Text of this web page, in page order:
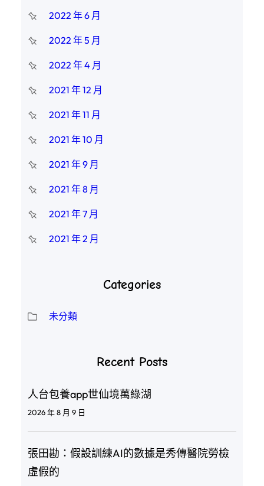
2022 年 6 月
2022 年 5 月
2022 年 4 月
2021 年 12 月
2021 年 11 月
2021 年 10 月
2021 年 9 月
2021 年 8 月
2021 年 7 月
2021 年 2 月
Categories
未分類
Recent Posts
人台包養app世仙境萬綠湖
2026 年 8 月 9 日
張田勘：假設訓練AI的數據是秀傳醫院勞檢
虛假的